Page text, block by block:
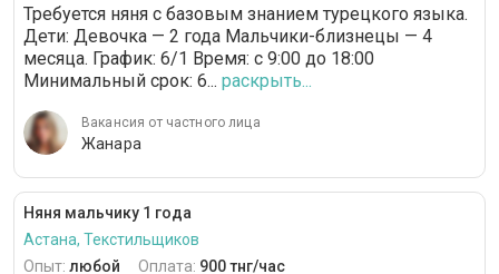
Требуется няня с базовым знанием турецкого языка.
Дети: Девочка — 2 года Мальчики-близнецы — 4
месяца. График: 6/1 Время: с 9:00 до 18:00
Минимальный срок: 6... раскрыть...
Вакансия от частного лица
Жанара
Няня мальчику 1 года
Астана, Текстильщиков
Опыт: любой Оплата: 900 тнг/час